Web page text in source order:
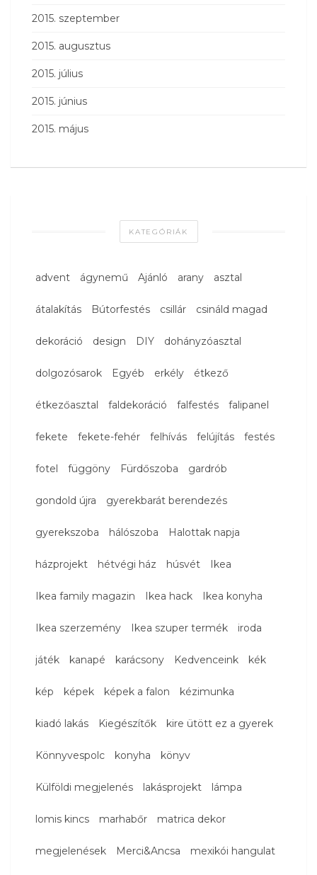
2015. szeptember
2015. augusztus
2015. július
2015. június
2015. május
KATEGÓRIÁK
advent ágynemű Ajánló arany asztal
átalakítás Bútorfestés csillár csináld magad
dekoráció design DIY dohányzóasztal
dolgozósarok Egyéb erkély étkező
étkezőasztal faldekoráció falfestés falipanel
fekete fekete-fehér felhívás felújítás festés
fotel függöny Fürdőszoba gardrób
gondold újra gyerekbarát berendezés
gyerekszoba hálószoba Halottak napja
házprojekt hétvégi ház húsvét Ikea
Ikea family magazin Ikea hack Ikea konyha
Ikea szerzemény Ikea szuper termék iroda
játék kanapé karácsony Kedvenceink kék
kép képek képek a falon kézimunka
kiadó lakás Kiegészítők kire ütött ez a gyerek
Könnyvespolc konyha könyv
Külföldi megjelenés lakásprojekt lámpa
lomis kincs marhabőr matrica dekor
megjelenések Merci&Ancsa mexikói hangulat